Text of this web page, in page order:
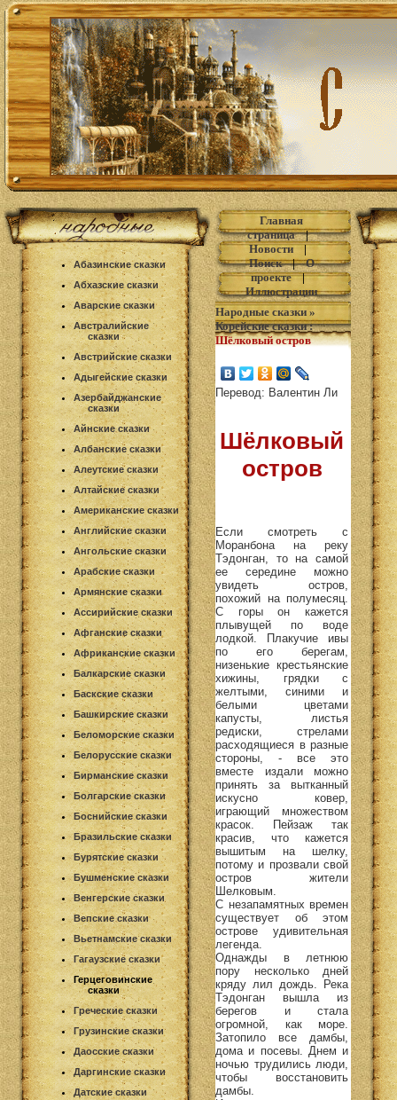
Абазинские сказки
Абхазские сказки
Аварские сказки
Австралийские
сказки
Австрийские сказки
Адыгейские сказки
Азербайджанские
сказки
Айнские сказки
Албанские сказки
Алеутские сказки
Алтайские сказки
Американские сказки
Английские сказки
Ангольские сказки
Арабские сказки
Армянские сказки
Ассирийские сказки
Афганские сказки
Африканские сказки
Балкарские сказки
Баскские сказки
Башкирские сказки
Беломорские сказки
Белорусские сказки
Бирманские сказки
Болгарские сказки
Боснийские сказки
Бразильские сказки
Бурятские сказки
Бушменские сказки
Венгерские сказки
Вепские сказки
Вьетнамские сказки
Гагаузские сказки
Герцеговинские
сказки
Греческие сказки
Грузинские сказки
Даосские сказки
Даргинские сказки
Датские сказки
Главная
страница|
Новости|
Поиск|О
проекте|
Иллюстрации
Народные сказки »
Корейские сказки:
Шёлковый остров
Перевод: Валентин Ли
Шёлковый
остров
Если смотреть с
Моранбона на реку
Тэдонган, то на самой
ее середине можно
увидеть остров,
похожий на полумесяц.
С горы он кажется
плывущей по воде
лодкой. Плакучие ивы
по его берегам,
низенькие крестьянские
хижины, грядки с
желтыми, синими и
белыми цветами
капусты, листья
редиски, стрелами
расходящиеся в разные
стороны, - все это
вместе издали можно
принять за вытканный
искусно ковер,
играющий множеством
красок. Пейзаж так
красив, что кажется
вышитым на шелку,
потому и прозвали свой
остров жители
Шелковым.
С незапамятных времен
существует об этом
острове удивительная
легенда.
Однажды в летнюю
пору несколько дней
кряду лил дождь. Река
Тэдонган вышла из
берегов и стала
огромной, как море.
Затопило все дамбы,
дома и посевы. Днем и
ночью трудились люди,
чтобы восстановить
дамбы.